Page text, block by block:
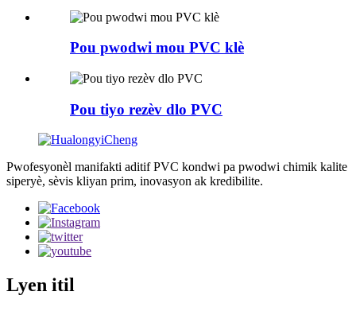
Pou pwodwi mou PVC klè
Pou tiyo rezèv dlo PVC
Pwofesyonèl manifakti aditif PVC kondwi pa pwodwi chimik kalite
siperyè, sèvis kliyan prim, inovasyon ak kredibilite.
Lyen itil